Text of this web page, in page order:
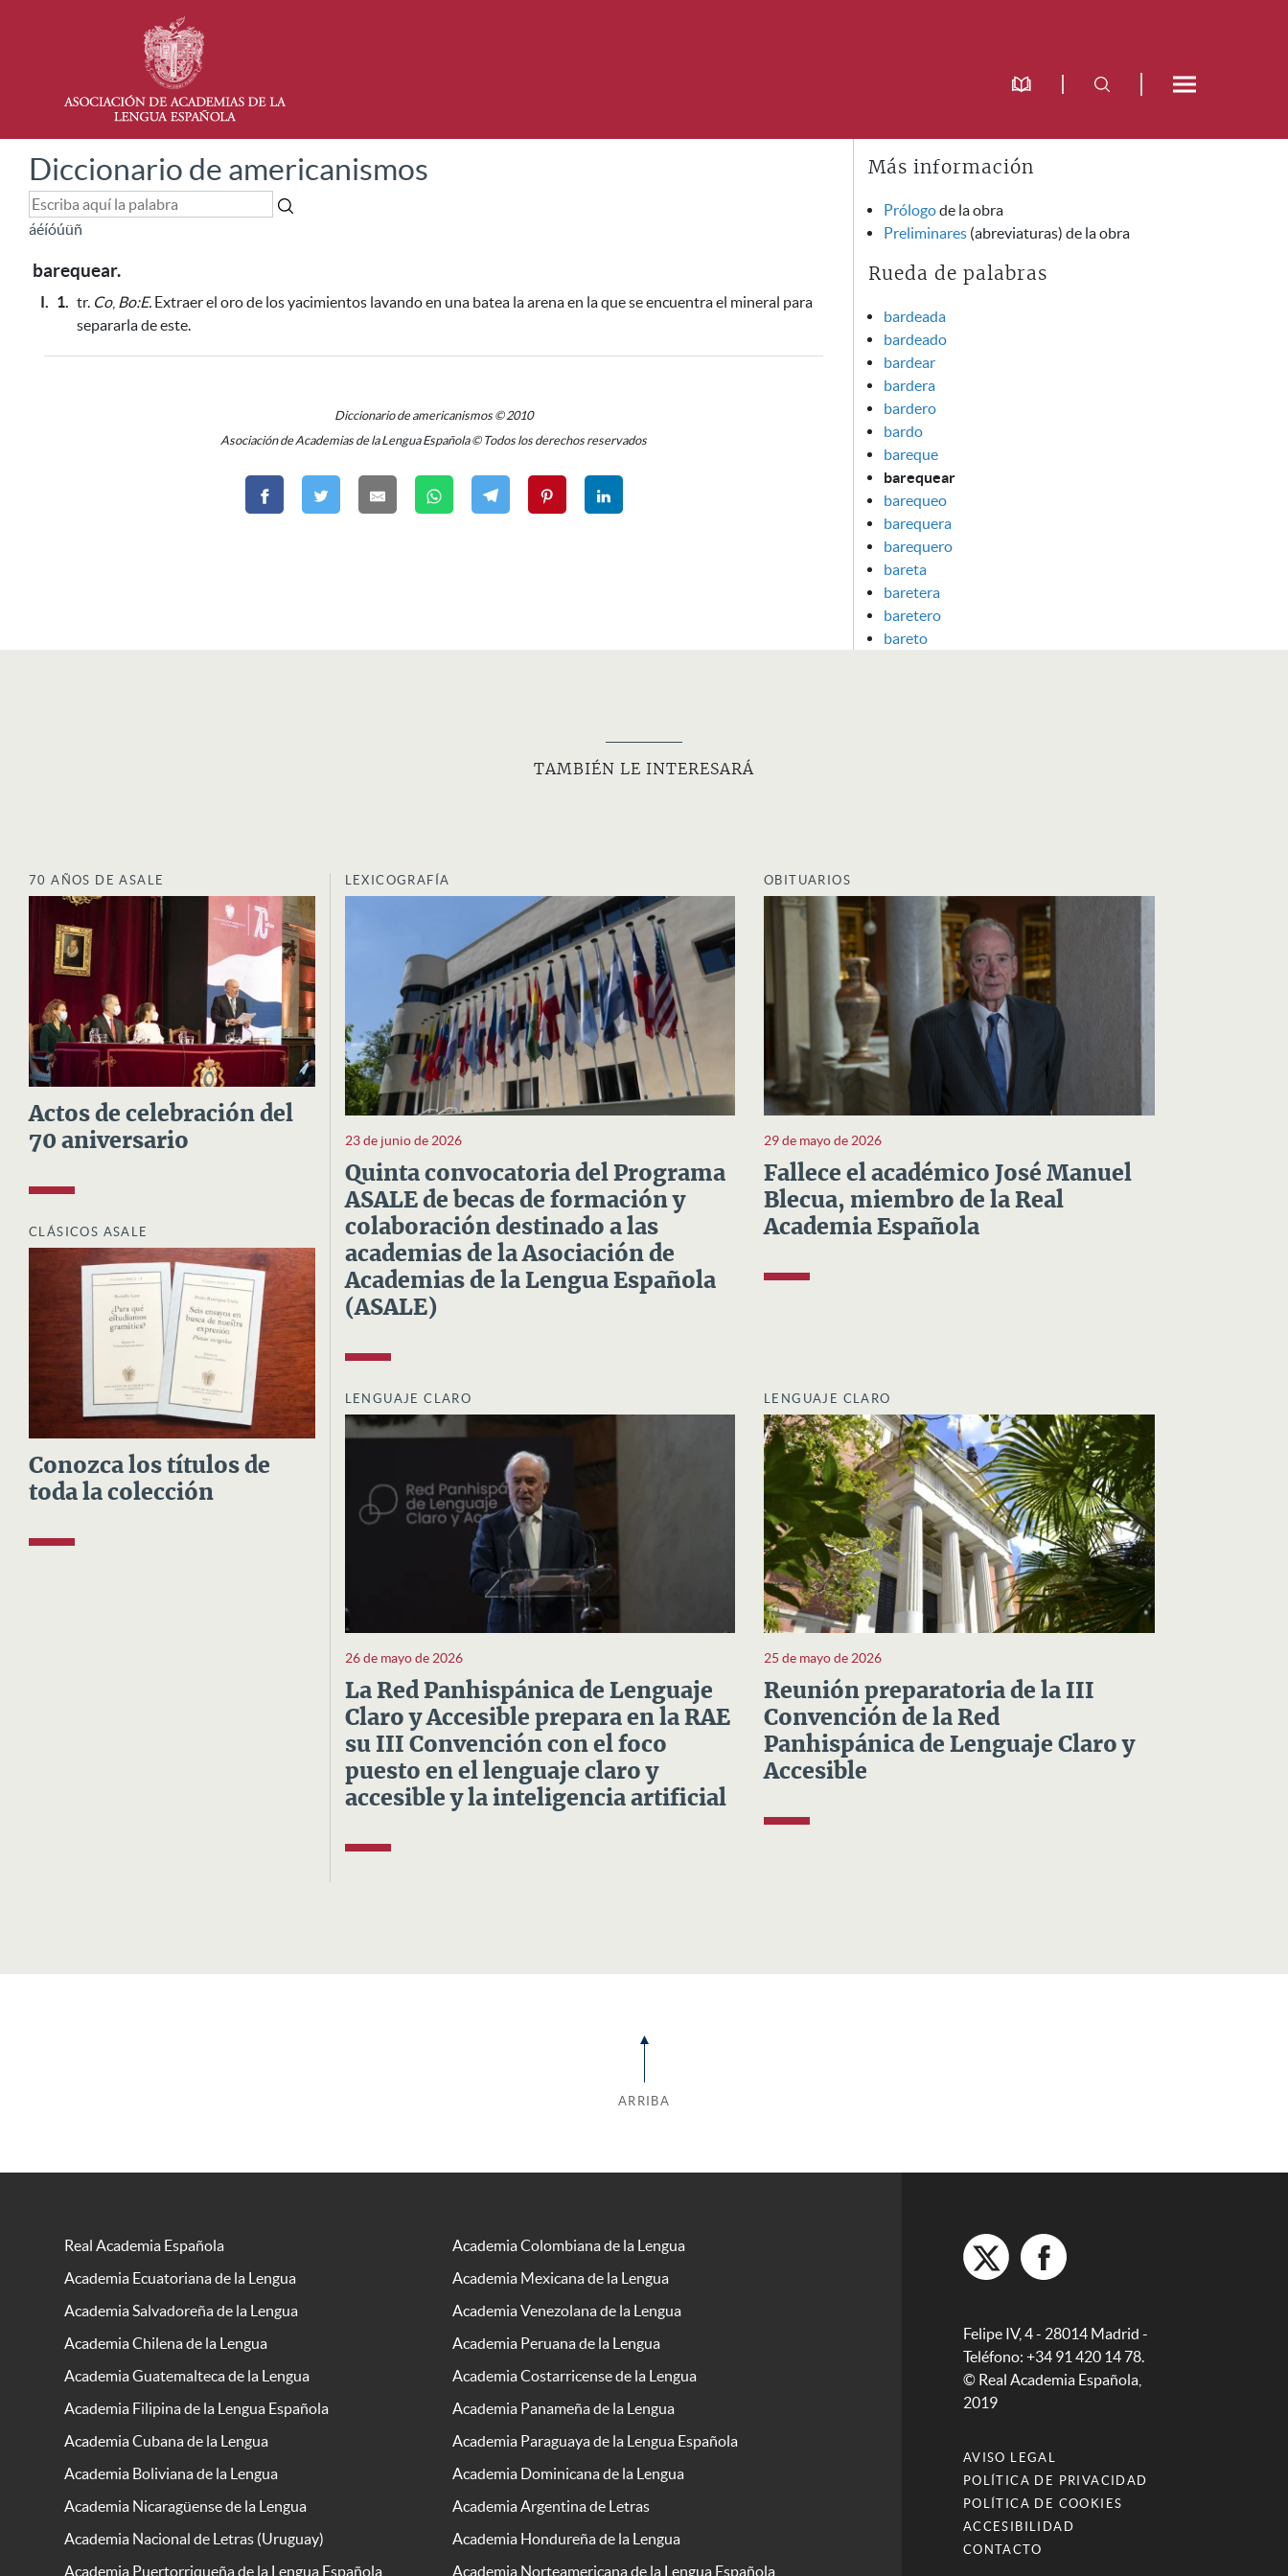
Diccionario de americanismos
áéíóúüñ
barequear.
I. 1. tr. Co, Bo:E. Extraer el oro de los yacimientos lavando en una batea la arena en la que se encuentra el mineral para
separarla de este.
Diccionario de americanismos © 2010
Asociación de Academias de la Lengua Española © Todos los derechos reservados
Más información
Prólogode la obra
Preliminares (abreviaturas) de la obra
Rueda de palabras
bardeada
bardeado
bardear
bardera
bardero
bardo
bareque
barequear
barequeo
barequera
barequero
bareta
baretera
baretero
bareto
TAMBIÉN LE INTERESARÁ
70 AÑOS DE ASALE
Actos de celebración del
70 aniversario
CLÁSICOS ASALE
Conozca los títulos de
toda la colección
LEXICOGRAFÍA
23 de junio de 2026
Quinta convocatoria del Programa
ASALE de becas de formación y
colaboración destinado a las
academias de la Asociación de
Academias de la Lengua Española
(ASALE)
OBITUARIOS
29 de mayo de 2026
Fallece el académico José Manuel
Blecua, miembro de la Real
Academia Española
LENGUAJE CLARO
26 de mayo de 2026
La Red Panhispánica de Lenguaje
Claro y Accesible prepara en la RAE
su III Convención con el foco
puesto en el lenguaje claro y
accesible y la inteligencia artificial
LENGUAJE CLARO
25 de mayo de 2026
Reunión preparatoria de la III
Convención de la Red
Panhispánica de Lenguaje Claro y
Accesible
ARRIBA
Real Academia Española
Academia Colombiana de la Lengua
Academia Ecuatoriana de la Lengua
Academia Mexicana de la Lengua
Academia Salvadoreña de la Lengua
Academia Venezolana de la Lengua
Academia Chilena de la Lengua
Academia Peruana de la Lengua
Academia Guatemalteca de la Lengua
Academia Costarricense de la Lengua
Academia Filipina de la Lengua Española
Academia Panameña de la Lengua
Academia Cubana de la Lengua
Academia Paraguaya de la Lengua Española
Academia Boliviana de la Lengua
Academia Dominicana de la Lengua
Academia Nicaragüense de la Lengua
Academia Argentina de Letras
Academia Nacional de Letras (Uruguay)
Academia Hondureña de la Lengua
Academia Puertorriqueña de la Lengua Española
Academia Norteamericana de la Lengua Española
Felipe IV, 4 - 28014 Madrid -
Teléfono: +34 91 420 14 78.
© Real Academia Española,
2019
AVISO LEGAL
POLÍTICA DE PRIVACIDAD
POLÍTICA DE COOKIES
ACCESIBILIDAD
CONTACTO